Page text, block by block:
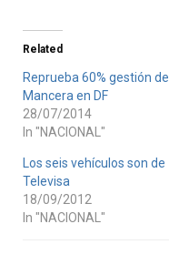
Related
Reprueba 60% gestión de
Mancera en DF
28/07/2014
In "NACIONAL"
Los seis vehículos son de
Televisa
18/09/2012
In "NACIONAL"